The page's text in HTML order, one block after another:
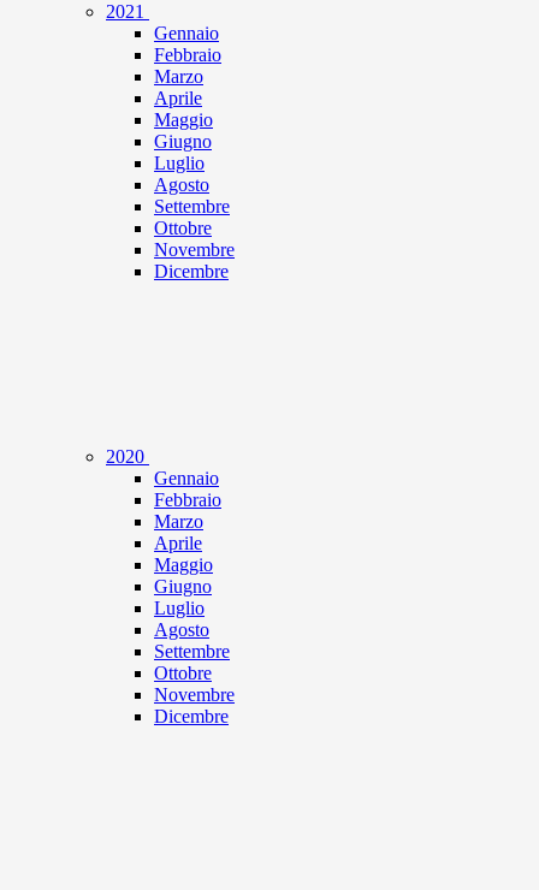
2021
Gennaio
Febbraio
Marzo
Aprile
Maggio
Giugno
Luglio
Agosto
Settembre
Ottobre
Novembre
Dicembre
2020
Gennaio
Febbraio
Marzo
Aprile
Maggio
Giugno
Luglio
Agosto
Settembre
Ottobre
Novembre
Dicembre